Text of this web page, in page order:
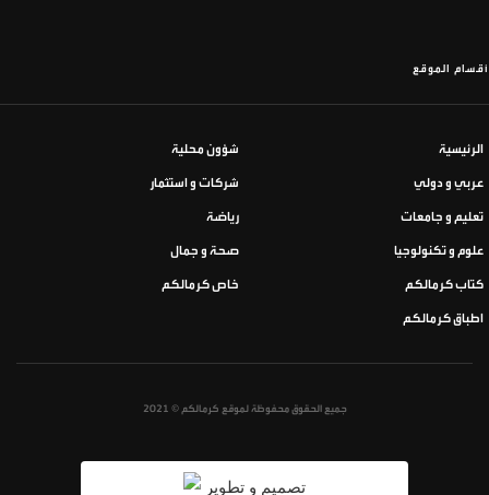
أقسام الموقع
الرئيسية شؤون محلية
عربي و دولي شركات و استثمار
تعليم و جامعات رياضة
علوم و تكنولوجيا صحة و جمال
كتاب كرمالكم خاص كرمالكم
اطباق كرمالكم
جميع الحقوق محفوظة لموقع كرمالكم © 2021
تصميم و تطوير